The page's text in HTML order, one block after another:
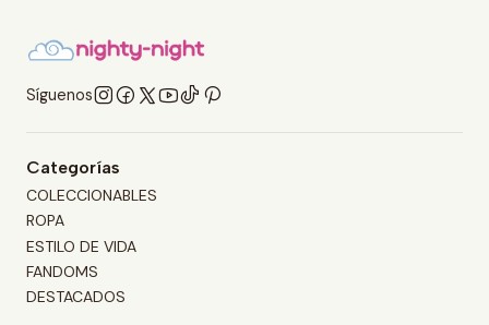
Síguenos
Categorías
COLECCIONABLES
ROPA
ESTILO DE VIDA
FANDOMS
DESTACADOS